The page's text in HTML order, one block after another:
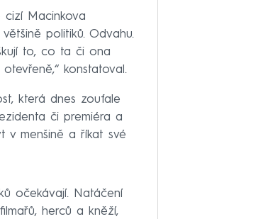
cizí Macinkova
politiků. Odvahu.
to, co ta či ona
konstatoval.
která dnes zoufale
či premiéra a
v menšině a říkat své
očekávají. Natáčení
herců a kněží,